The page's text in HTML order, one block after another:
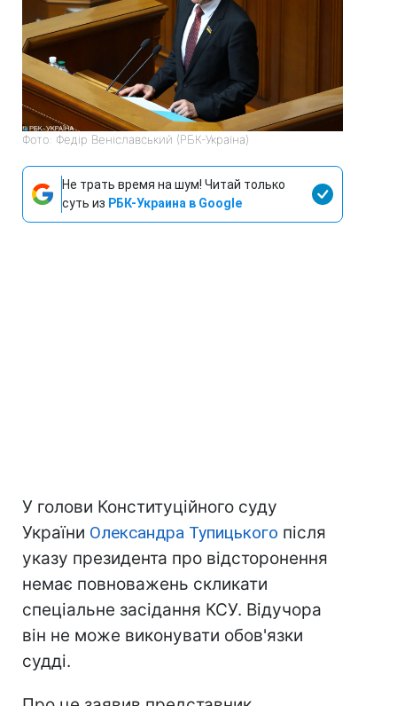
Фото: Федір Веніславський (РБК-Україна)
Не трать время на шум! Читай только
суть из РБК-Украина в Google
У голови Конституційного суду
України Олександра Тупицького після
указу президента про відсторонення
немає повноважень скликати
спеціальне засідання КСУ. Відучора
він не може виконувати обов'язки
судді.